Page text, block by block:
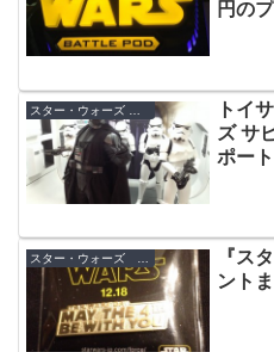
円の
トイ
ズ サ
ポート
『ス
ント